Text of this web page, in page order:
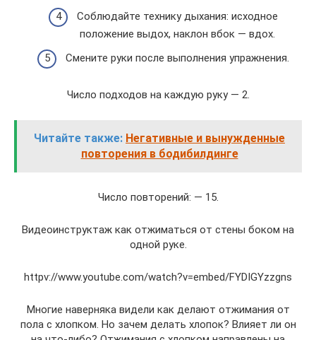
Соблюдайте технику дыхания: исходное
положение выдох, наклон вбок — вдох.
Смените руки после выполнения упражнения.
Число подходов на каждую руку — 2.
Читайте также: Негативные и вынужденные
повторения в бодибилдинге
Число повторений: — 15.
Видеоинструктаж как отжиматься от стены боком на
одной руке.
httpv://www.youtube.com/watch?v=embed/FYDIGYzzgns
Многие наверняка видели как делают отжимания от
пола с хлопком. Но зачем делать хлопок? Влияет ли он